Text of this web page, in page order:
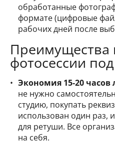
обработанные
формате (цифровые
рабочих дней после
Преимущества
фотосессии
Экономия 15-20
не нужно
студию, покупать
использован один раз,
для ретуши. Все
на себя.